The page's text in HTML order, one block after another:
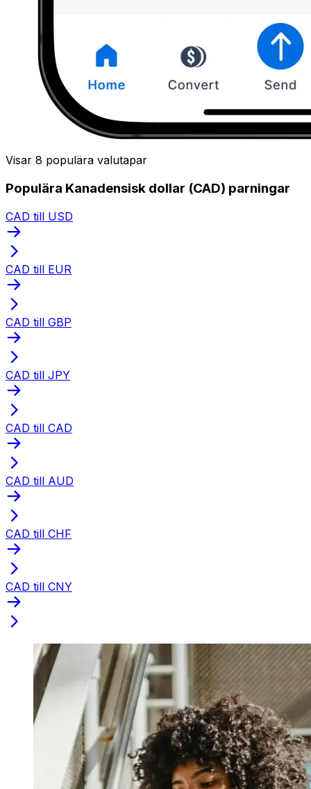
Visar 8 populära valutapar
Populära Kanadensisk dollar (CAD) parningar
CAD till USD
CAD till EUR
CAD till GBP
CAD till JPY
CAD till CAD
CAD till AUD
CAD till CHF
CAD till CNY